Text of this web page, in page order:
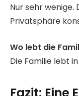
Nur sehr wenige.
Privatsphäre
Wo lebt die
Die Familie lebt